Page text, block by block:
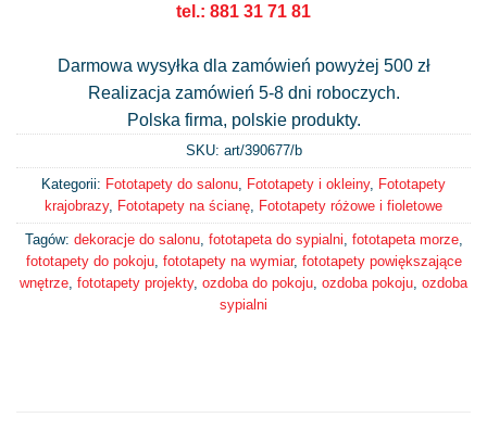
tel.: 881 31 71 81
Darmowa wysyłka dla zamówień powyżej 500 zł
Realizacja zamówień 5-8 dni roboczych.
Polska firma, polskie produkty.
SKU: art/390677/b
Kategorii: Fototapety do salonu Fototapety i okleiny, Fototapety
krajobrazy, Fototapety na ścianę Fototapety różowe i fioletowe
Tagów: dekoracje do salonu, fototapeta do sypialni fototapeta morze,
fototapety do pokoju, fototapety na wymiar, fototapety powiększające
wnętrze fototapety projekty, ozdoba do pokoju ozdoba pokoju ozdoba
sypialni